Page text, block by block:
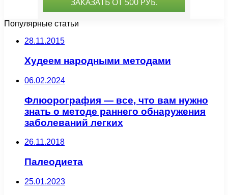
Популярные статьи
28.11.2015
Худеем народными методами
06.02.2024
Флюорография — все, что вам нужно
знать о методе раннего обнаружения
заболеваний легких
26.11.2018
Палеодиета
25.01.2023